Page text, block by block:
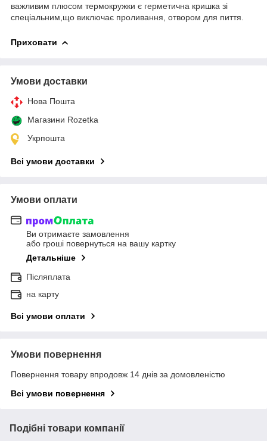
важливим плюсом термокружки є герметична кришка зі
спеціальним,що виключає проливання, отвором для пиття.
Приховати
Умови доставки
Нова Пошта
Магазини Rozetka
Укрпошта
Всі умови доставки
Умови оплати
Ви отримаєте замовлення
або гроші повернуться на вашу картку
Детальніше
Післяплата
на карту
Всі умови оплати
Умови повернення
Повернення товару впродовж 14 днів за домовленістю
Всі умови повернення
Подібні товари компанії